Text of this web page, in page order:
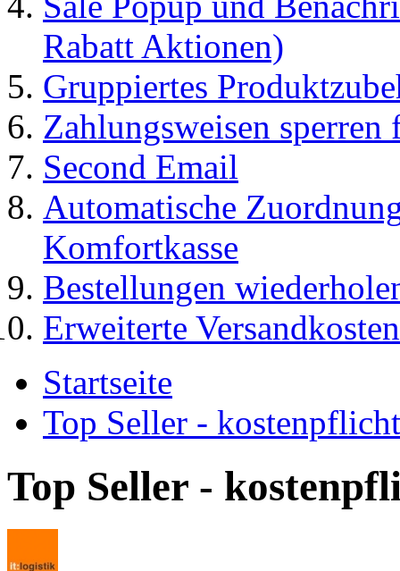
Rabatt Aktionen)
Gruppiertes
Zahlungsweisen
Second Email
Automatische
Komfortkasse
Bestellungen
Erweiterte Versandkosten
Startseite
Top Seller -
Top Seller -